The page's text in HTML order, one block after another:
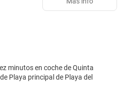
minutos en coche de Quinta